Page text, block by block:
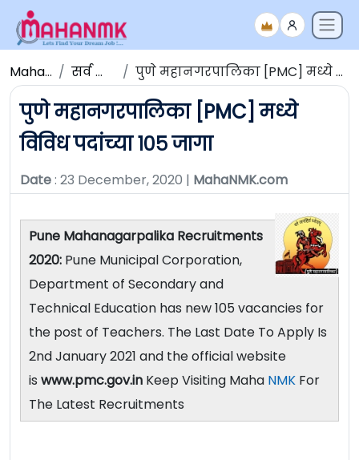
Maha NMK सर्व जाहिराती पुणे महानगरपालिका [PMC] मध्ये विविध पदांच्या १०५ जागा
पुणे महानगरपालिका [PMC] मध्ये
विविध पदांच्या १०५ जागा
Date: 23 December, 2020 | MahaNMK.com
Pune Mahanagarpalika Recruitments
2020: Pune Municipal Corporation,
Department of Secondary and
Technical Education has new 105 vacancies for
the post of Teachers. The Last Date To Apply Is
2nd January 2021 and the official website
is www.pmc.gov.in Keep Visiting Maha NMK For
The Latest Recruitments